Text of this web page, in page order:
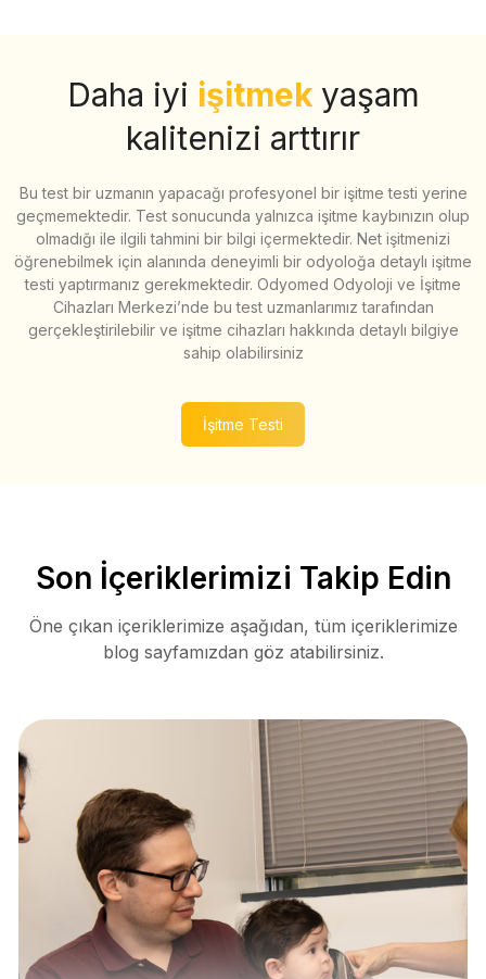
Daha iyi işitmek yaşam
kalitenizi arttırır
Bu test bir uzmanın yapacağı profesyonel bir işitme testi yerine
geçmemektedir. Test sonucunda yalnızca işitme kaybınızın olup
olmadığı ile ilgili tahmini bir bilgi içermektedir. Net işitmenizi
öğrenebilmek için alanında deneyimli bir odyoloğa detaylı işitme
testi yaptırmanız gerekmektedir. Odyomed Odyoloji ve İşitme
Cihazları Merkezi’nde bu test uzmanlarımız tarafından
gerçekleştirilebilir ve işitme cihazları hakkında detaylı bilgiye
sahip olabilirsiniz
İşitme Testi
Son İçeriklerimizi Takip Edin
Öne çıkan içeriklerimize aşağıdan, tüm içeriklerimize
blog sayfamızdan göz atabilirsiniz.